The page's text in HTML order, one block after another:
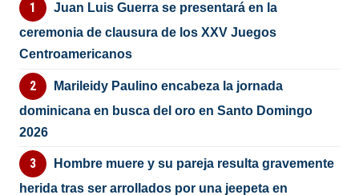
Juan Luis Guerra se presentará en la
ceremonia de clausura de los XXV Juegos
Centroamericanos
Marileidy Paulino encabeza la jornada
dominicana en busca del oro en Santo Domingo
2026
Hombre muere y su pareja resulta gravemente
herida tras ser arrollados por una jeepeta en